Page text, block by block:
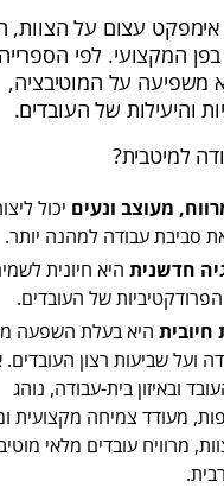
עצום על הצוות,
המקצועי. לפי
משפיעה על המוטיבציה,
והיעילות של העובדים.
למיטבית?
מעוצב ונעים יכול
סביבת עבודה למהנה יותר.
חדשנית היא חיונית
של העובדים.
חיובית היא בעלת השפעה
ועל שביעות רצון העובדים.
ובאיזון בית-עבודה, נוהג
מעודד צמיחה מקצועית
מרוויח עובדים מלאי